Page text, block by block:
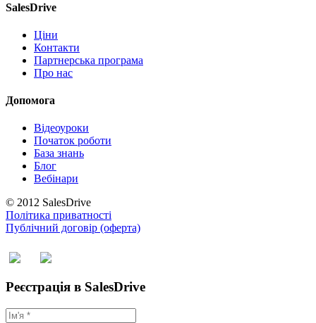
SalesDrive
Ціни
Контакти
Партнерська програма
Про нас
Допомога
Відеоуроки
Початок роботи
База знань
Блог
Вебінари
© 2012 SalesDrive
Політика приватності
Публічний договір (оферта)
Реєстрація в SalesDrive